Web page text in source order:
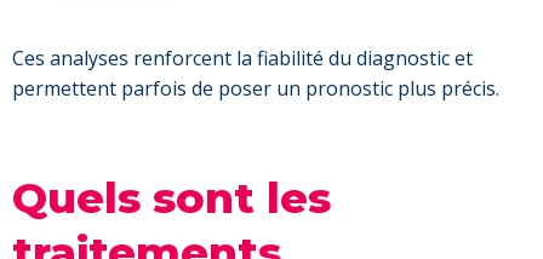
Ces analyses renforcent la fiabilité du diagnostic et
permettent parfois de poser un pronostic plus précis.
Quels sont les